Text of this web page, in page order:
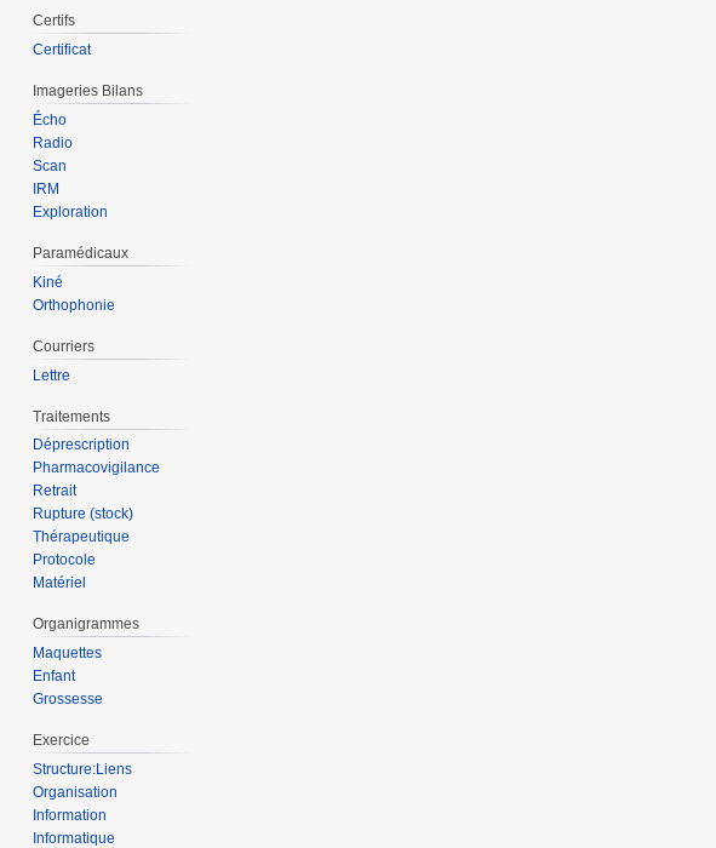
Certifs
Certificat
Imageries Bilans
Écho
Radio
Scan
IRM
Exploration
Paramédicaux
Kiné
Orthophonie
Courriers
Lettre
Traitements
Déprescription
Pharmacovigilance
Retrait
Rupture (stock)
Thérapeutique
Protocole
Matériel
Organigrammes
Maquettes
Enfant
Grossesse
Exercice
Structure:Liens
Organisation
Information
Informatique